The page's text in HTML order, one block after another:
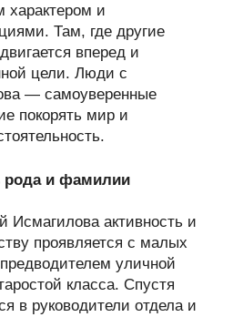
характером и
Там, где другие
вперед и
цели. Люди с
— самоуверенные
покорять мир и
рода и фамилии
активность и
проявляется с малых
уличной
класса. Спустя
в руководители отдела и